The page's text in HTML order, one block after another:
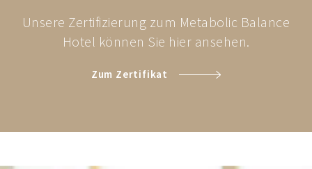
Man fühlt sich wohl und ist mit der erzielten
Gewichtsreduktion zufrieden. Unter Beachtung der bereits
gut vertrauten Metabolic Balance Regeln sollte sich der
Unsere Zertifizierung zum Metabolic Balance
Hotel können Sie hier ansehen.
Zum Zertifikat